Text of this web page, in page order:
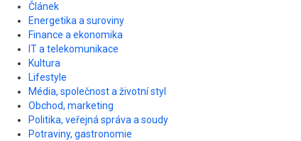
Článek
Energetika a suroviny
Finance a ekonomika
IT a telekomunikace
Kultura
Lifestyle
Média, společnost a životní styl
Obchod, marketing
Politika, veřejná správa a soudy
Potraviny, gastronomie